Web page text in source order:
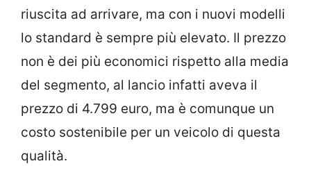
riuscita ad arrivare, ma con i nuovi modelli
lo standard è sempre più elevato. Il prezzo
non è dei più economici rispetto alla media
del segmento, al lancio infatti aveva il
prezzo di 4.799 euro, ma è comunque un
costo sostenibile per un veicolo di questa
qualità.